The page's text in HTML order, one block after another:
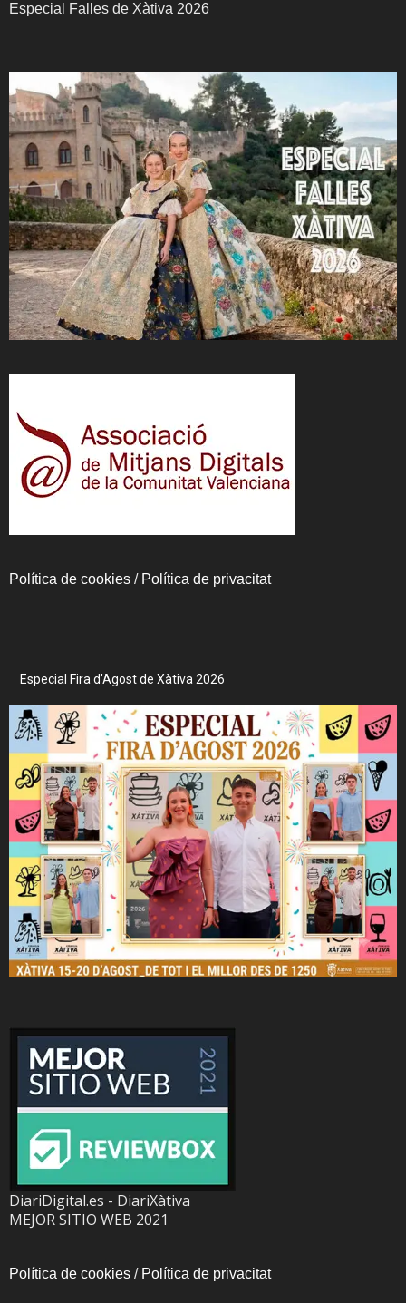
Especial Falles de Xàtiva 2026
Política de cookies / Política de privacitat
Especial Fira d’Agost de Xàtiva 2026
DiariDigital.es - DiariXàtiva
MEJOR SITIO WEB 2021
Política de cookies / Política de privacitat